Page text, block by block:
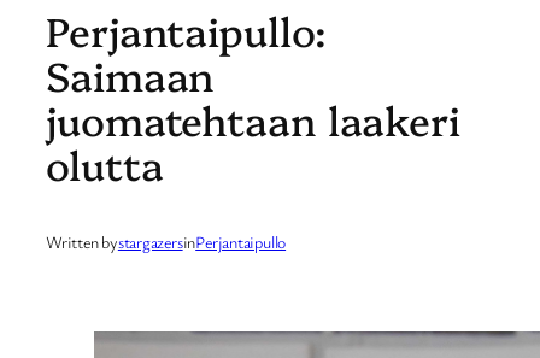
Perjantaipullo:
Saimaan
juomatehtaan laakeri
olutta
Written bystargazersinPerjantaipullo